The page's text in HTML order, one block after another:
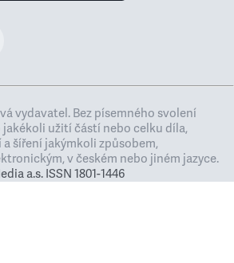
vydavatel. Bez písemného svolení
jakékoli užití částí nebo celku díla,
šíření jakýmkoli způsobem,
v českém nebo jiném jazyce.
a.s. ISSN 1801-1446